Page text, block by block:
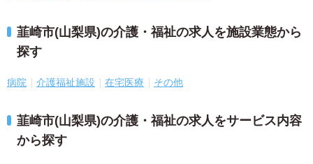
韮崎市(山梨県)の介護・福祉の求人を施設業態から
探す
病院 介護福祉施設 在宅医療 その他
韮崎市(山梨県)の介護・福祉の求人をサービス内容
から探す